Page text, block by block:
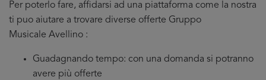
Per poterlo fare, affidarsi ad una piattaforma come la nostra
ti puo aiutare a trovare diverse offerte Gruppo
Musicale Avellino :
Guadagnando tempo: con una domanda si potranno
avere più offerte